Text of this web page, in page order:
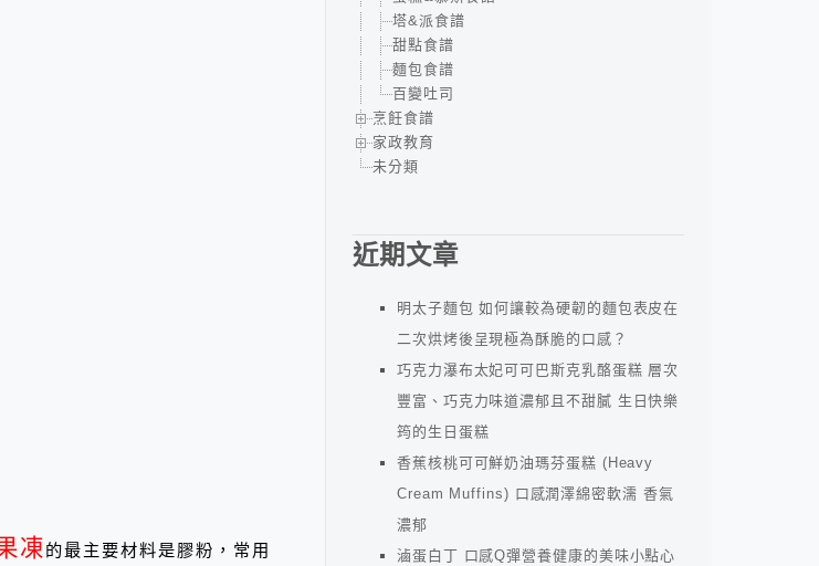
凍的最主要材料是膠粉，常用
塔&派食譜
甜點食譜
麵包食譜
百變吐司
烹飪食譜
家政教育
未分類
近期文章
明太子麵包 如何讓較為硬韌的麵包表皮在
二次烘烤後呈現極為酥脆的口感？
巧克力瀑布太妃可可巴斯克乳酪蛋糕 層次
豐富、巧克力味道濃郁且不甜膩 生日快樂
筠的生日蛋糕
香蕉核桃可可鮮奶油瑪芬蛋糕 (Heavy
Cream Muffins) 口感潤澤綿密軟濡 香氣
濃郁
滷蛋白丁 口感Q彈營養健康的美味小點心